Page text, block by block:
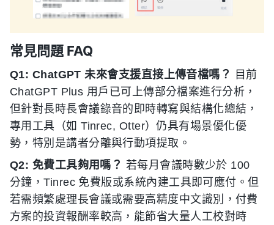
常見問題 FAQ
Q1: ChatGPT 未來會支援直接上傳音檔嗎？
目前
ChatGPT Plus 用戶已可上傳部分檔案進行分析，
但針對長時長會議錄音的即時轉寫與結構化總結，
專用工具（如 Tinrec, Otter）仍具有場景優化優
勢，特別是講者分離與行動項提取。
Q2: 免費工具夠用嗎？ 若每月會議時數少於 100
分鐘，Tinrec 免費版或系統內建工具即可應付。但
若需頻繁處理長會議或需要高精度中文識別，付費
方案的投資報酬率較高，能節省大量人工校對時